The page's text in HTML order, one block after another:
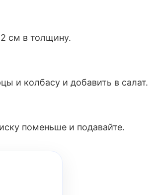
см в толщину.
и колбасу и добавить в салат.
поменьше и подавайте.